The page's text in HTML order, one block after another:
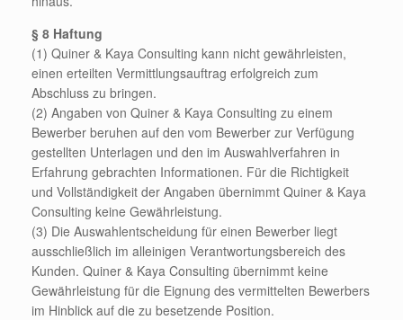
§ 8 Haftung
(1) Quiner & Kaya Consulting kann nicht gewährleisten,
einen erteilten Vermittlungsauftrag erfolgreich zum
Abschluss zu bringen.
(2) Angaben von Quiner & Kaya Consulting zu einem
Bewerber beruhen auf den vom Bewerber zur Verfügung
gestellten Unterlagen und den im Auswahlverfahren in
Erfahrung gebrachten Informationen. Für die Richtigkeit
und Vollständigkeit der Angaben übernimmt Quiner & Kaya
Consulting keine Gewährleistung.
(3) Die Auswahlentscheidung für einen Bewerber liegt
ausschließlich im alleinigen Verantwortungsbereich des
Kunden. Quiner & Kaya Consulting übernimmt keine
Gewährleistung für die Eignung des vermittelten Bewerbers
im Hinblick auf die zu besetzende Position.